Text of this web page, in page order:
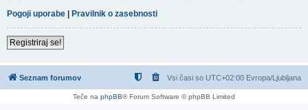
Pogoji uporabe | Pravilnik o zasebnosti
Registriraj se!
Seznam forumov Vsi časi so UTC+02:00 Evropa/Ljubljana
Teče na phpBB® Forum Software © phpBB Limited